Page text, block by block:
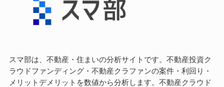
スマ部は、不動産・住まいの分析サイトです。不動産投資ク
ラウドファンディング・不動産クラファンの案件・利回り・
メリットデメリットを数値から分析します。不動産クラウド